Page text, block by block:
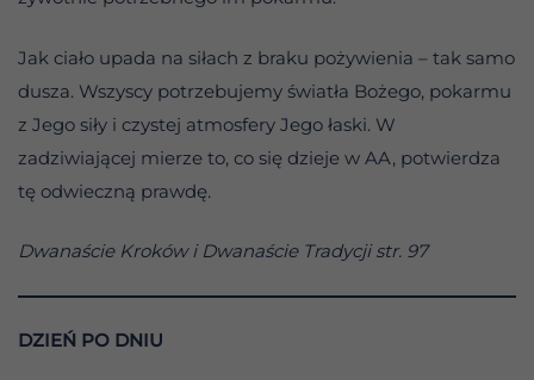
Jak ciało upada na siłach z braku pożywienia – tak samo
dusza. Wszyscy potrzebujemy światła Bożego, pokarmu
z Jego siły i czystej atmosfery Jego łaski. W
zadziwiającej mierze to, co się dzieje w AA, potwierdza
tę odwieczną prawdę.
Dwanaście Kroków i Dwanaście Tradycji str. 97
DZIEŃ PO DNIU